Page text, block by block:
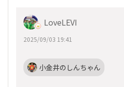
LoveLEVI
2025/09/03 19:41
小金井のしんちゃん